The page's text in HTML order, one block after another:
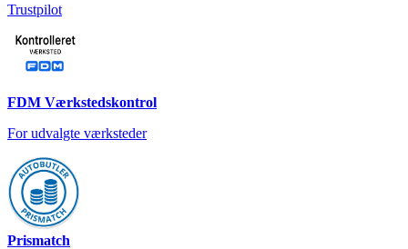
Trustpilot
FDM Værkstedskontrol
For udvalgte værksteder
Prismatch